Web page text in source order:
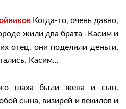
Когда-то, очень давно,
жили два брата -Касим и
отец, они поделили деньги,
Касим...
шаха были жена и сын.
сына, визирей и векилов и